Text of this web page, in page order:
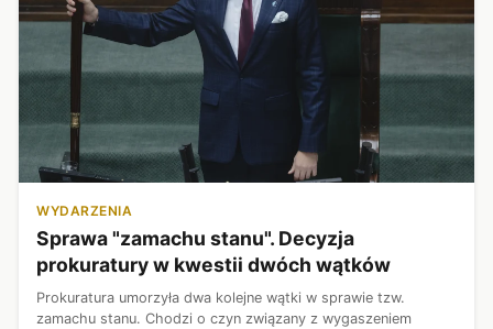
WYDARZENIA
Sprawa "zamachu stanu". Decyzja
prokuratury w kwestii dwóch wątków
Prokuratura umorzyła dwa kolejne wątki w sprawie tzw.
zamachu stanu. Chodzi o czyn związany z wygaszeniem